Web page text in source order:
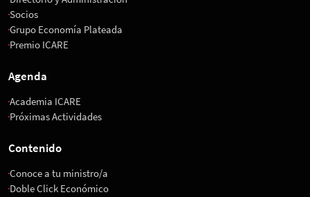
Socios
Grupo Economía Plateada
Premio ICARE
Agenda
Academia ICARE
Próximas Actividades
Contenido
Conoce a tu ministro/a
Doble Click Económico